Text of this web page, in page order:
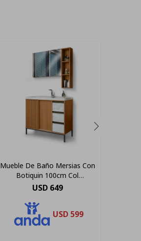
Mueble De Baño Mersias Con
Botiquin 100cm Col
Freijo/atenna
USD 649
USD 599